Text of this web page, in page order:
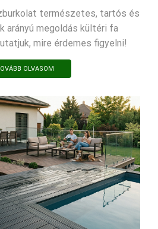
természetes, tartós és
arányú megoldás kültéri fa
mire érdemes figyelni!
OLVASOM